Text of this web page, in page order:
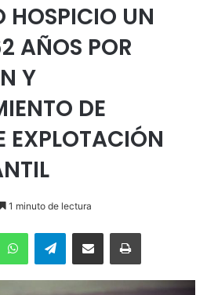
HOSPICIO UN
AÑOS POR
Y
DE
EXPLOTACIÓN
1 minuto de lectura
WhatsAppTelegramEnviar vía email Imprimir